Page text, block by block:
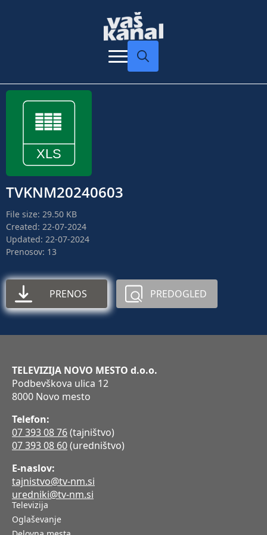
TVKNM20240603
File size: 29.50 KB
Created: 22-07-2024
Updated: 22-07-2024
Prenosov: 13
PRENOS PREDOGLED
TELEVIZIJA NOVO MESTO d.o.o.
Podbevškova ulica 12
8000 Novo mesto
Telefon:
07 393 08 76(tajništvo)
07 393 08 60(uredništvo)
E-naslov:
tajnistvo@tv-nm.si
uredniki@tv-nm.si
Televizija
Oglaševanje